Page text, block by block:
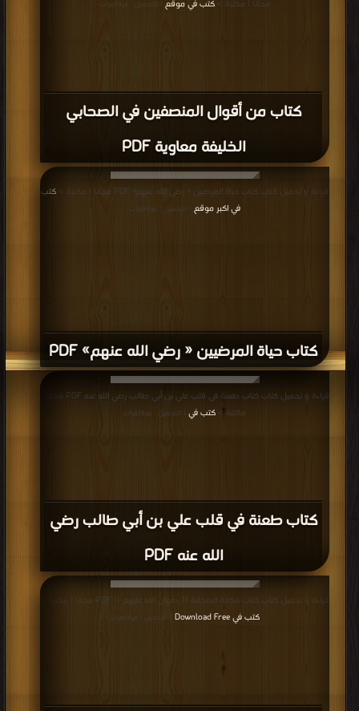
كتاب من أقوال المنصفين في الصحابي
الخليفة معاوية PDF
مجانا | مكتبة >كتب في موقع | التحميل : مرة/مرات
كتاب حياة المرضيين « رضي الله عنهم» PDF
قراءة و تحميل كتاب كتاب حياة المرضيين « رضي الله عنهم» PDF مجانا | مكتبة >
كتب
في اكبر موقع
| التحميل : مرة/مرات
كتاب طعنة في قلب علي بن أبي طالب رضي
الله عنه PDF
قراءة و تحميل كتاب كتاب طعنة في قلب علي بن أبي طالب رضي الله عنه PDF مجانا |
مكتبة > كتب في | التحميل : مرة/مرات
قراءة و تحميل كتاب كتاب مكانة الصحابة (( رضوان الله عليهم )) PDF مجانا | مكتبة >
كتب في Download Free
| التحميل : مرة/مرات